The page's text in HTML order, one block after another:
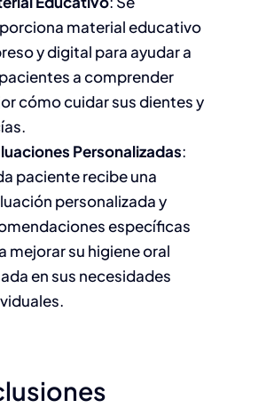
material educativo
y digital para ayudar a
a comprender
cómo cuidar sus dientes y
Personalizadas:
paciente recibe una
personalizada y
específicas
mejorar su higiene oral
en sus necesidades